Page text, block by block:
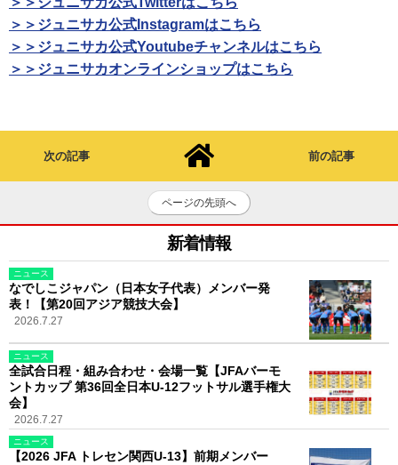
＞＞ジュニサカ公式Instagramはこちら
＞＞ジュニサカ公式Youtubeチャンネルはこちら
＞＞ジュニサカオンラインショップはこちら
次の記事 前の記事
ページの先頭へ
新着情報
ニュース
なでしこジャパン（日本女子代表）メンバー発
表！【第20回アジア競技大会】
2026.7.27
ニュース
全試合日程・組み合わせ・会場一覧【JFAバーモ
ントカップ 第36回全日本U-12フットサル選手権大
会】
2026.7.27
ニュース
【2026 JFA トレセン関西U-13】前期メンバー